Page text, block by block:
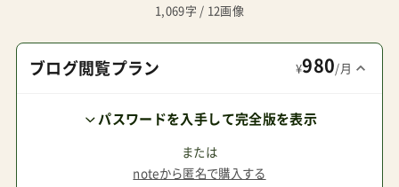
面式）、ドラゴンフライ(両対面式）、ビー6(両対面
ラフ(ベビーチェア)下記はいずれもショップレビ
ショップ 【楽天市場】バガブー公式オンラインスト
ア 公式限定商品あり 【楽天市場】ナチュラルベビ
ーNaturalBaby ショップ・オブ・ザ・イヤー2023
1,069字 / 12画像
ブログ閲覧プラン ¥980/月
パスワードを入手して完全版を表示
または
noteから匿名で購入する